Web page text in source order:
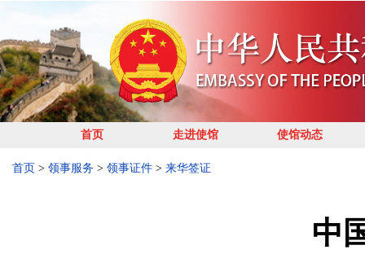
首页 走进使馆 使馆动态
首页 > 领事服务 > 领事证件 > 来华签证
中